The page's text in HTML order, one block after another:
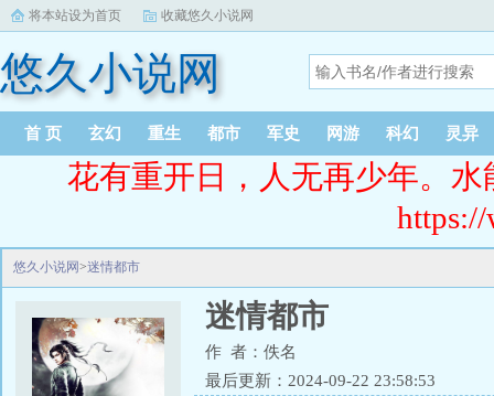
将本站设为首页 收藏悠久小说网
悠久小说网
首 页 玄幻 重生 都市 军史 网游 科幻 灵异
花有重开日，人无再少年。
悠久小说网>迷情都市
迷情都市
作 者：佚名
最后更新：2024-09-22 23:58:53